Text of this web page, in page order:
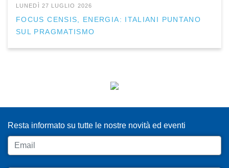
LUNEDÌ 27 LUGLIO 2026
FOCUS CENSIS, ENERGIA: ITALIANI PUNTANO
SUL PRAGMATISMO
Resta informato su tutte le nostre novità ed eventi
Email